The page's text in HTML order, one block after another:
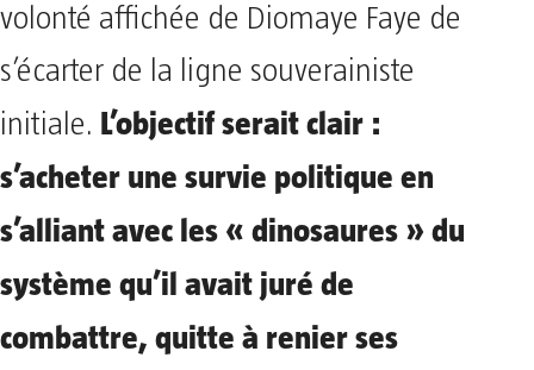
volonté affichée de Diomaye Faye de
s’écarter de la ligne souverainiste
initiale. L’objectif serait clair :
s’acheter une survie politique en
s’alliant avec les « dinosaures » du
système qu’il avait juré de
combattre, quitte à renier ses